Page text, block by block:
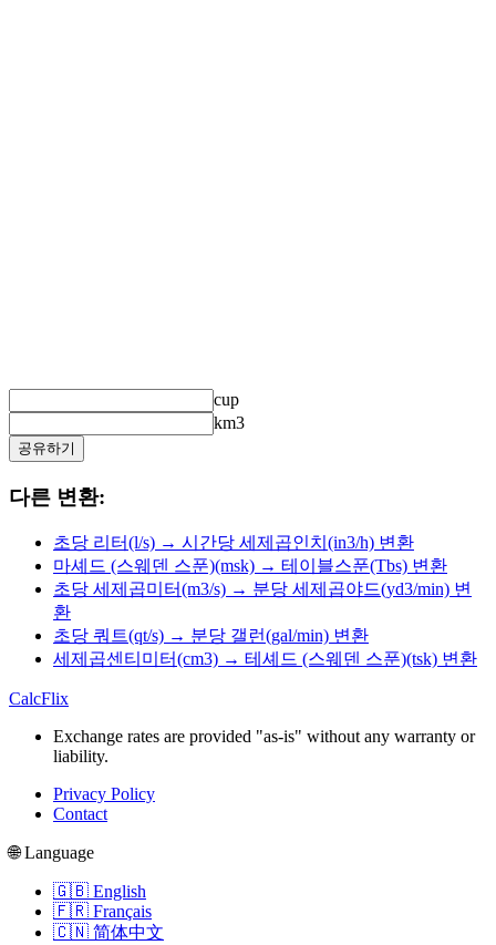
cup
km3
공유하기
다른 변환:
초당 리터(l/s) → 시간당 세제곱인치(in3/h) 변환
마셰드 (스웨덴 스푼)(msk) → 테이블스푼(Tbs) 변환
초당 세제곱미터(m3/s) → 분당 세제곱야드(yd3/min) 변
환
초당 쿼트(qt/s) → 분당 갤런(gal/min) 변환
세제곱센티미터(cm3) → 테셰드 (스웨덴 스푼)(tsk) 변환
CalcFlix
Exchange rates are provided "as-is" without any warranty or
liability.
Privacy Policy
Contact
🌐 Language
🇬🇧 English
🇫🇷 Français
🇨🇳 简体中文